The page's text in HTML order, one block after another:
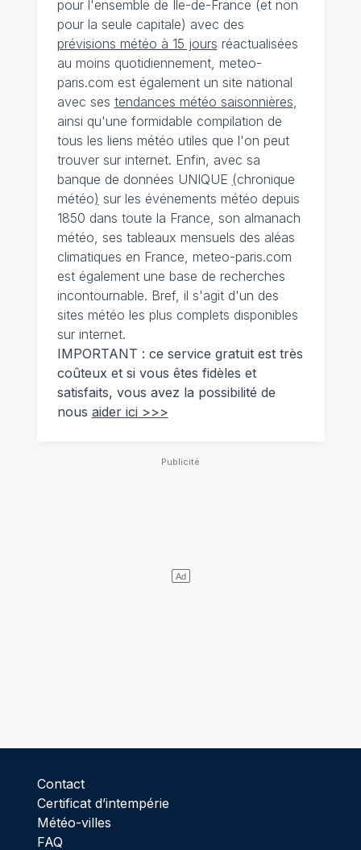
pour l'ensemble de Ile-de-France (et non
pour la seule capitale) avec des
prévisions météo à 15 jours réactualisées
au moins quotidiennement, meteo-
paris.com est également un site national
avec ses tendances météo saisonnières,
ainsi qu'une formidable compilation de
tous les liens météo utiles que l'on peut
trouver sur internet. Enfin, avec sa
banque de données UNIQUE (chronique
météo) sur les événements météo depuis
1850 dans toute la France, son almanach
météo, ses tableaux mensuels des aléas
climatiques en France, meteo-paris.com
est également une base de recherches
incontournable. Bref, il s'agit d'un des
sites météo les plus complets disponibles
sur internet.
IMPORTANT : ce service gratuit est très
coûteux et si vous êtes fidèles et
satisfaits, vous avez la possibilité de
nous aider ici >>>
Contact
Certificat d’intempérie
Météo-villes
FAQ